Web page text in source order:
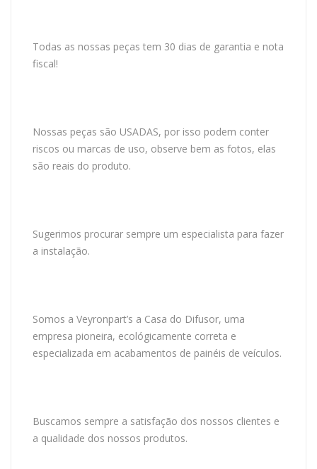
Todas as nossas peças tem 30 dias de garantia e nota
fiscal!
Nossas peças são USADAS, por isso podem conter
riscos ou marcas de uso, observe bem as fotos, elas
são reais do produto.
Sugerimos procurar sempre um especialista para fazer
a instalação.
Somos a Veyronpart’s a Casa do Difusor, uma
empresa pioneira, ecológicamente correta e
especializada em acabamentos de painéis de veículos.
Buscamos sempre a satisfação dos nossos clientes e
a qualidade dos nossos produtos.